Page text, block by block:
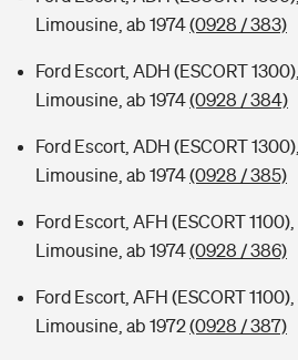
Limousine, ab 1974(0928 / 383)
Ford Escort, ADH (ESCORT
Limousine, ab 1974(0928 / 384)
Ford Escort, ADH (ESCORT
Limousine, ab 1974(0928 / 385)
Ford Escort, AFH (ESCORT
Limousine, ab 1974(0928 / 386)
Ford Escort, AFH (ESCORT
Limousine, ab 1972(0928 / 387)